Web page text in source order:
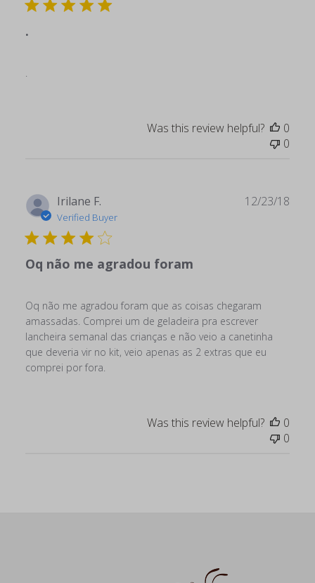
.
.
Was this review helpful?
0
0
Irilane F.
Verified Buyer
Oq não me agradou foram
Oq não me agradou foram que as coisas chegaram
amassadas. Comprei um de geladeira pra escrever
lancheira semanal das crianças e não veio a canetinha
que deveria vir no kit, veio apenas as 2 extras que eu
comprei por fora.
12/23/18
Was this review helpful?
0
0